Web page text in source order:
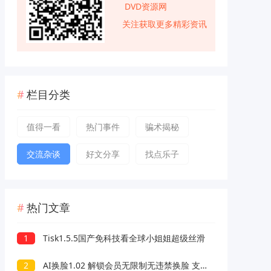
DVD资源网
关注获取更多精彩资讯
栏目分类
值得一看 热门事件 骗术揭秘
交流杂谈 好文分享 找点乐子
热门文章
1 Tisk1.5.5国产免科技看全球小姐姐超级丝滑
2 AI换脸1.02 解锁会员无限制无违禁换脸 支持照片/视频